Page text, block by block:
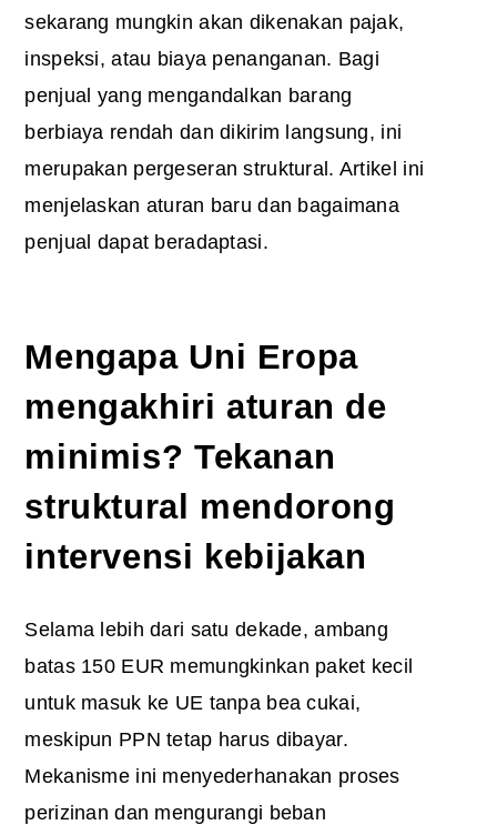
sekarang mungkin akan dikenakan pajak,
inspeksi, atau biaya penanganan. Bagi
penjual yang mengandalkan barang
berbiaya rendah dan dikirim langsung, ini
merupakan pergeseran struktural. Artikel ini
menjelaskan aturan baru dan bagaimana
penjual dapat beradaptasi.
Mengapa Uni Eropa
mengakhiri aturan de
minimis? Tekanan
struktural mendorong
intervensi kebijakan
Selama lebih dari satu dekade, ambang
batas 150 EUR memungkinkan paket kecil
untuk masuk ke UE tanpa bea cukai,
meskipun PPN tetap harus dibayar.
Mekanisme ini menyederhanakan proses
perizinan dan mengurangi beban